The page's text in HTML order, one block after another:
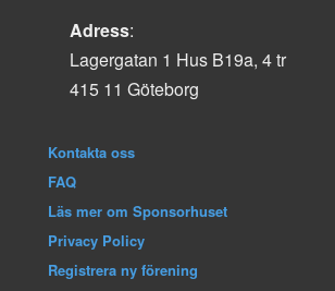
Adress:
Lagergatan 1 Hus B19a, 4 tr
415 11 Göteborg
Kontakta oss
FAQ
Läs mer om Sponsorhuset
Privacy Policy
Registrera ny förening